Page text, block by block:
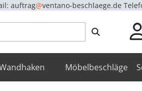
auftrag@ventano-beschlaege.de
Möbelbeschläge